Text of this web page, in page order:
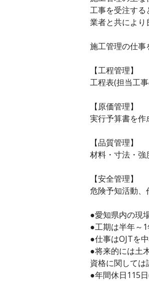
工事を受注する
業者と共により
施工管理の仕事
【工程管理】
工程表(担当工
【原価管理】
実行予算書を作
【品質管理】
材料・寸法・強
【安全管理】
危険予知活動、
●愛知県内の現
●工期は半年～1
●仕事はOJTを
●将来的には土
資格に関して
●年間休日115